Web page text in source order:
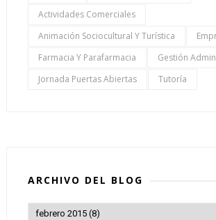
Actividades Comerciales
Animación Sociocultural Y Turística
Farmacia Y Parafarmacia
Gestión
Jornada Puertas Abiertas
Tutoría
ARCHIVO DEL BLOG